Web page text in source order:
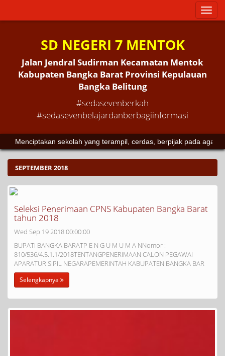
Toggle
SD NEGERI 7 MENTOK
Jalan Jendral Sudirman Kecamatan Mentok
Kabupaten Bangka Barat Provinsi Kepulauan
Bangka Belitung
#sedasevenberkah
#sedasevenbelajardanberbagiinformasi
Menciptakan sekolah yang terampil, cerdas, berpijak pada
SEPTEMBER 2018
Seleksi Penerimaan CPNS Kabupaten Bangka Barat
tahun 2018
Wed Sep 19 2018 00:00:00
BUPATI BANGKA BARATP E N G U M U M A NNomor :
810/536/4.5.1.1/2018TENTANGPENERIMAAN CALON PEGAWAI
APARATUR SIPIL NEGARAPEMERINTAH KABUPATEN BANGKA BAR
Selengkapnya